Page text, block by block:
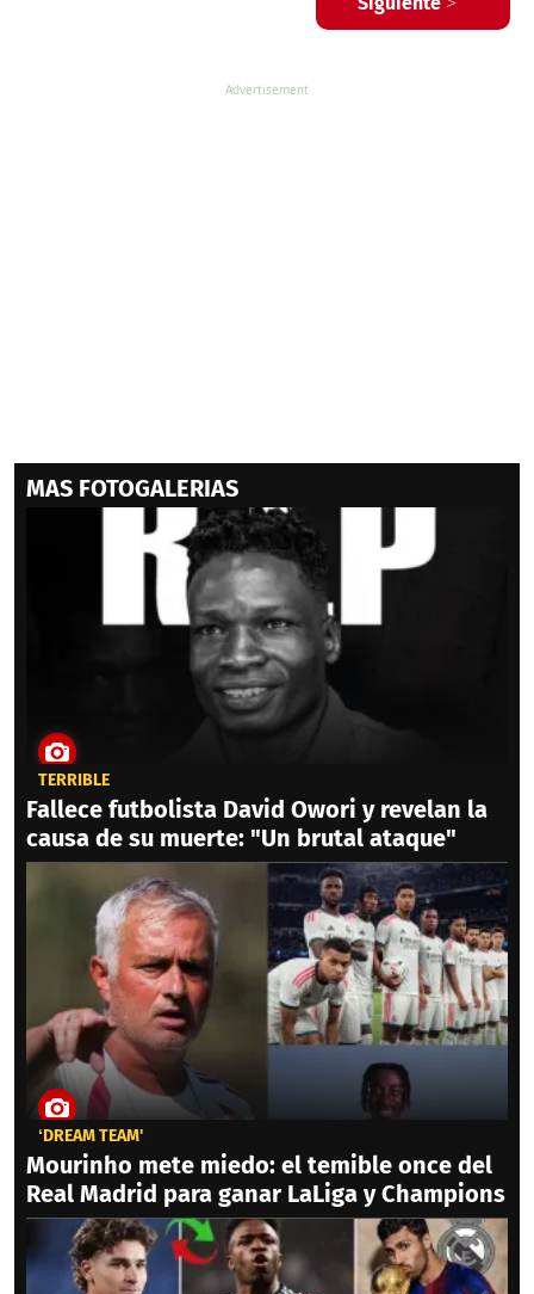
MAS FOTOGALERIAS
TERRIBLE
Fallece futbolista David Owori y revelan la
causa de su muerte: "Un brutal ataque"
‘DREAM TEAM'
Mourinho mete miedo: el temible once del
Real Madrid para ganar LaLiga y Champions